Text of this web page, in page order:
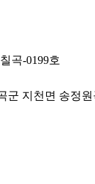
곡-0199호
군 지천면 송정